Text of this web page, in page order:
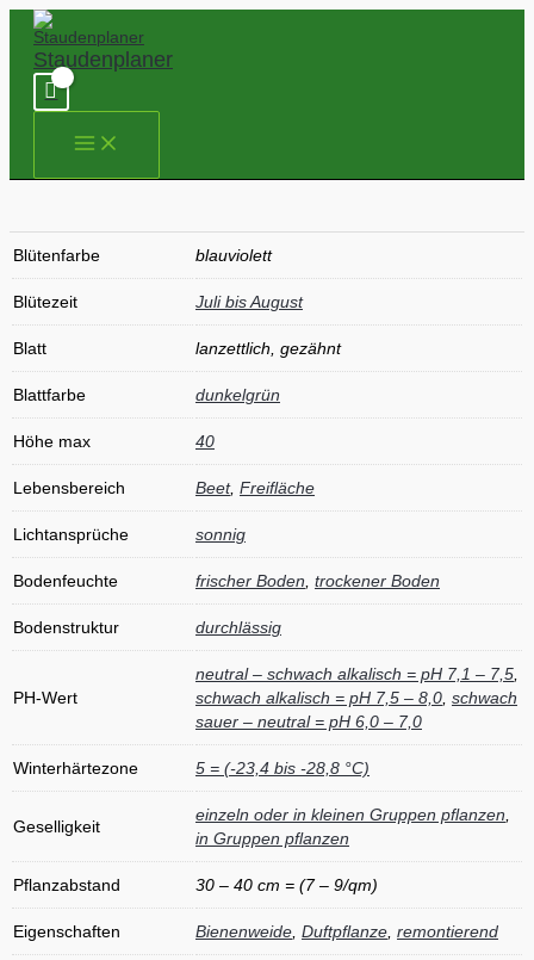
Zum
Inhalt
springen
Staudenplaner
Blütenfarbe blauviolett
Blütezeit Juli bis August
Blatt lanzettlich, gezähnt
Blattfarbe dunkelgrün
Höhe max 40
Lebensbereich Beet, Freifläche
Lichtansprüche sonnig
Bodenfeuchte frischer Boden, trockener Boden
Bodenstruktur durchlässig
PH-Wert
neutral – schwach alkalisch = pH 7,1 – 7,5,
schwach alkalisch = pH 7,5 – 8,0, schwach
sauer – neutral = pH 6,0 – 7,0
Winterhärtezone 5 = (-23,4 bis -28,8 °C)
Geselligkeit
einzeln oder in kleinen Gruppen pflanzen,
in Gruppen pflanzen
Pflanzabstand 30 – 40 cm = (7 – 9/qm)
Eigenschaften Bienenweide, Duftpflanze, remontierend